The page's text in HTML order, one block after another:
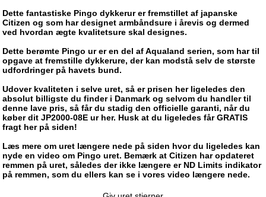
Dette fantastiske Pingo dykkerur er fremstillet af japanske
Citizen og som har designet armbåndsure i årevis og dermed
ved hvordan ægte kvalitetsure skal designes.
Dette berømte Pingo ur er en del af Aqualand serien, som har til
opgave at fremstille dykkerure, der kan modstå selv de største
udfordringer på havets bund.
Udover kvaliteten i selve uret, så er prisen her ligeledes den
absolut billigste du finder i Danmark og selvom du handler til
denne lave pris, så får du stadig den officielle garanti, når du
køber dit JP2000-08E ur her. Husk at du ligeledes får GRATIS
fragt her på siden!
Læs mere om uret længere nede på siden hvor du ligeledes kan
nyde en video om Pingo uret. Bemærk at Citizen har opdateret
remmen på uret, således der ikke længere er ND Limits indikator
på remmen, som du ellers kan se i vores video længere nede.